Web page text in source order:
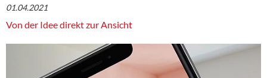
01.04.2021
Von der Idee direkt zur Ansicht